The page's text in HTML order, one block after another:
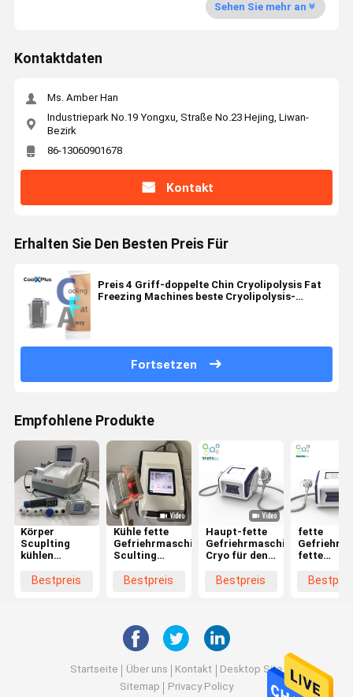
Sehen Sie mehr an
Kontaktdaten
Ms. Amber Han
Industriepark No.19 Yongxu, Straße No.23 Hejing, Liwan-
Bezirk
86-13060901678
Kontakt
Erhalten Sie Den Besten Preis Für
Preis 4 Griff-doppelte Chin Cryolipolysis Fat
Freezing Machines beste Cryolipolysis-
Fortsetzen
Empfohlene Produkte
Körper
Scuplting
kühlen
Cryolipolysis
Bestpreis
Kühle fette
Gefriehrmaschine
Sculting
Cryolipolysis
Bestpreis
Haupt-fette
Gefriehrmaschine
Cryo für den
Gewichtsverlust
Bestpreis
fette
fette
100mm
Startseite Über uns Kontakt
Desktop Site
Sitemap
Privacy Policy